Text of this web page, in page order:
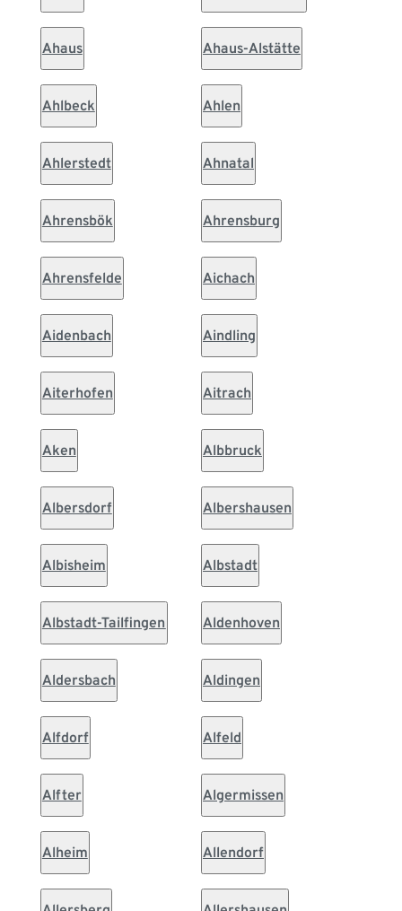
Ahaus Ahaus-Alstätte
Ahlbeck Ahlen
Ahlerstedt Ahnatal
Ahrensbök Ahrensburg
Ahrensfelde Aichach
Aidenbach Aindling
Aiterhofen Aitrach
Aken Albbruck
Albersdorf Albershausen
Albisheim Albstadt
Albstadt-Tailfingen Aldenhoven
Aldersbach Aldingen
Alfdorf Alfeld
Alfter Algermissen
Alheim Allendorf